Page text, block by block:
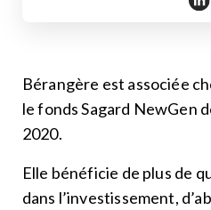
Bérangère est associée
le fonds Sagard NewGen
2020.
Elle bénéficie de plus de
dans l’investissement,